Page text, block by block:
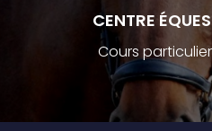
CENTRE
Cours